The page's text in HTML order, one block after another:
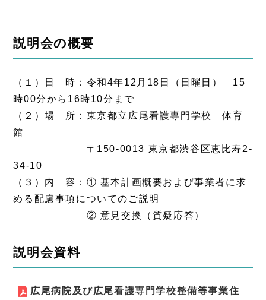
説明会の概要
（１）日 時：令和4年12月18日（日曜日） 15
時00分から16時10分まで
（２）場 所：東京都立広尾看護専門学校 体育
館
〒150-0013 東京都渋谷区恵比寿2-
34-10
（３）内 容：① 基本計画概要および事業者に求
める配慮事項についてのご説明
② 意見交換（質疑応答）
説明会資料
広尾病院及び広尾看護専門学校整備等事業住